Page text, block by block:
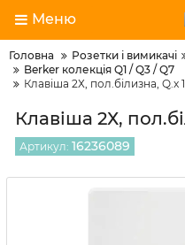
Меню
Головна Розетки і вимикачі
Berker колекція Q1 / Q3 / Q7
Клавіша 2Х, пол.білизна, Q.x
Клавіша 2Х,
Артикул: 16236089